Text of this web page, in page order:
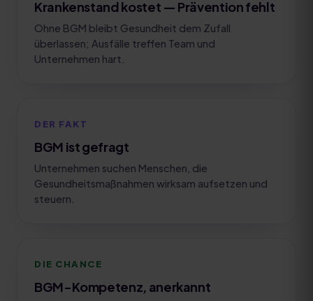
Krankenstand kostet — Prävention fehlt
Ohne BGM bleibt Gesundheit dem Zufall
überlassen; Ausfälle treffen Team und
Unternehmen hart.
DER FAKT
BGM ist gefragt
Unternehmen suchen Menschen, die
Gesundheitsmaßnahmen wirksam aufsetzen und
steuern.
DIE CHANCE
BGM-Kompetenz, anerkannt